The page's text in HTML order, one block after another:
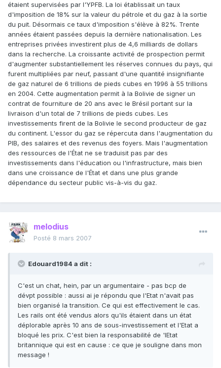
étaient supervisées par l'YPFB. La loi établissait un taux
d'imposition de 18% sur la valeur du pétrole et du gaz à la sortie
du puit. Désormais ce taux d'imposition s'élève à 82%. Trente
années étaient passées depuis la dernière nationalisation. Les
entreprises privées investirent plus de 4,6 milliards de dollars
dans la recherche. La croissante activité de prospection permit
d'augmenter substantiellement les réserves connues du pays, qui
furent multipliées par neuf, passant d'une quantité insignifiante
de gaz naturel de 6 trillions de pieds cubes en 1996 à 55 trillions
en 2004. Cette augmentation permit à la Bolivie de signer un
contrat de fourniture de 20 ans avec le Brésil portant sur la
livraison d'un total de 7 trillions de pieds cubes. Les
investissements firent de la Bolivie le second producteur de gaz
du continent. L'essor du gaz se répercuta dans l'augmentation du
PIB, des salaires et des revenus des foyers. Mais l'augmentation
des ressources de l'État ne se traduisit pas par des
investissements dans l'éducation ou l'infrastructure, mais bien
dans une croissance de l'État et dans une plus grande
dépendance du secteur public vis-à-vis du gaz.
melodius
Posté 8 mars 2007
Edouard1984 a dit :
C'est un chat, hein, par un argumentaire - pas bcp de
dévpt possible : aussi ai je répondu que l'Etat n'avait pas
bien organisé la transition. Ce qui est effectivement le cas.
Les rails ont été vendus alors qu'ils étaient dans un état
déplorable après 10 ans de sous-investissement et l'Etat a
bloqué les prix. C'est bien la responsabilité de 'lEtat
britannique qui est en cause : ce que je souligne dans mon
message !